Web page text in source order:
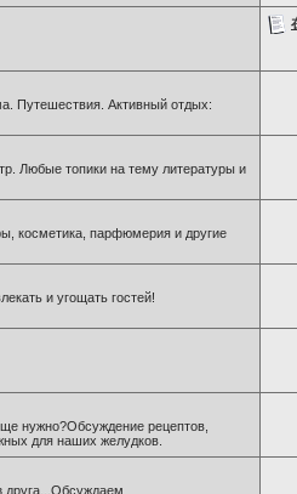
Путешествия. Активный отдых:
Любые топики на тему литературы и
косметика, парфюмерия и другие
и угощать гостей!
нужно?Обсуждение рецептов,
для наших желудков.
друга...Обсуждаем